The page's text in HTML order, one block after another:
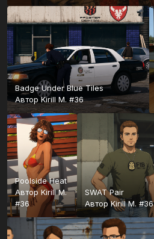
Badge Under Blue Tiles
АвторKirill M. #36
Poolside Heat
Автор Kirill M.
#36
SWAT Pair
АвторKirill M. #36